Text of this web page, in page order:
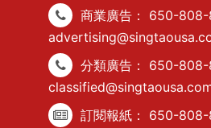
商業廣告：
650-808-
分類廣告：
650-808-
訂閱報紙：
650-808-